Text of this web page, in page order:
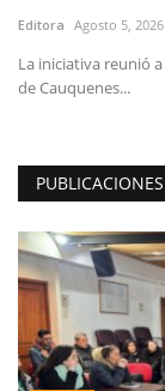
Editora Agosto 5, 2026
La iniciativa reunió
de Cauquenes...